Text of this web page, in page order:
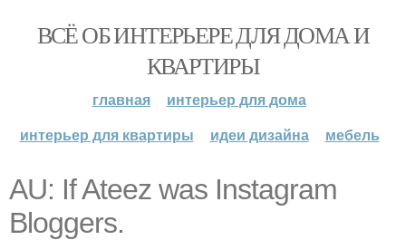
ВСЁ ОБ ИНТЕРЬЕРЕ ДЛЯ ДОМА И
КВАРТИРЫ
главная
интерьер для дома
интерьер для квартиры
идеи дизайна мебель
AU: If Ateez was Instagram
Bloggers.